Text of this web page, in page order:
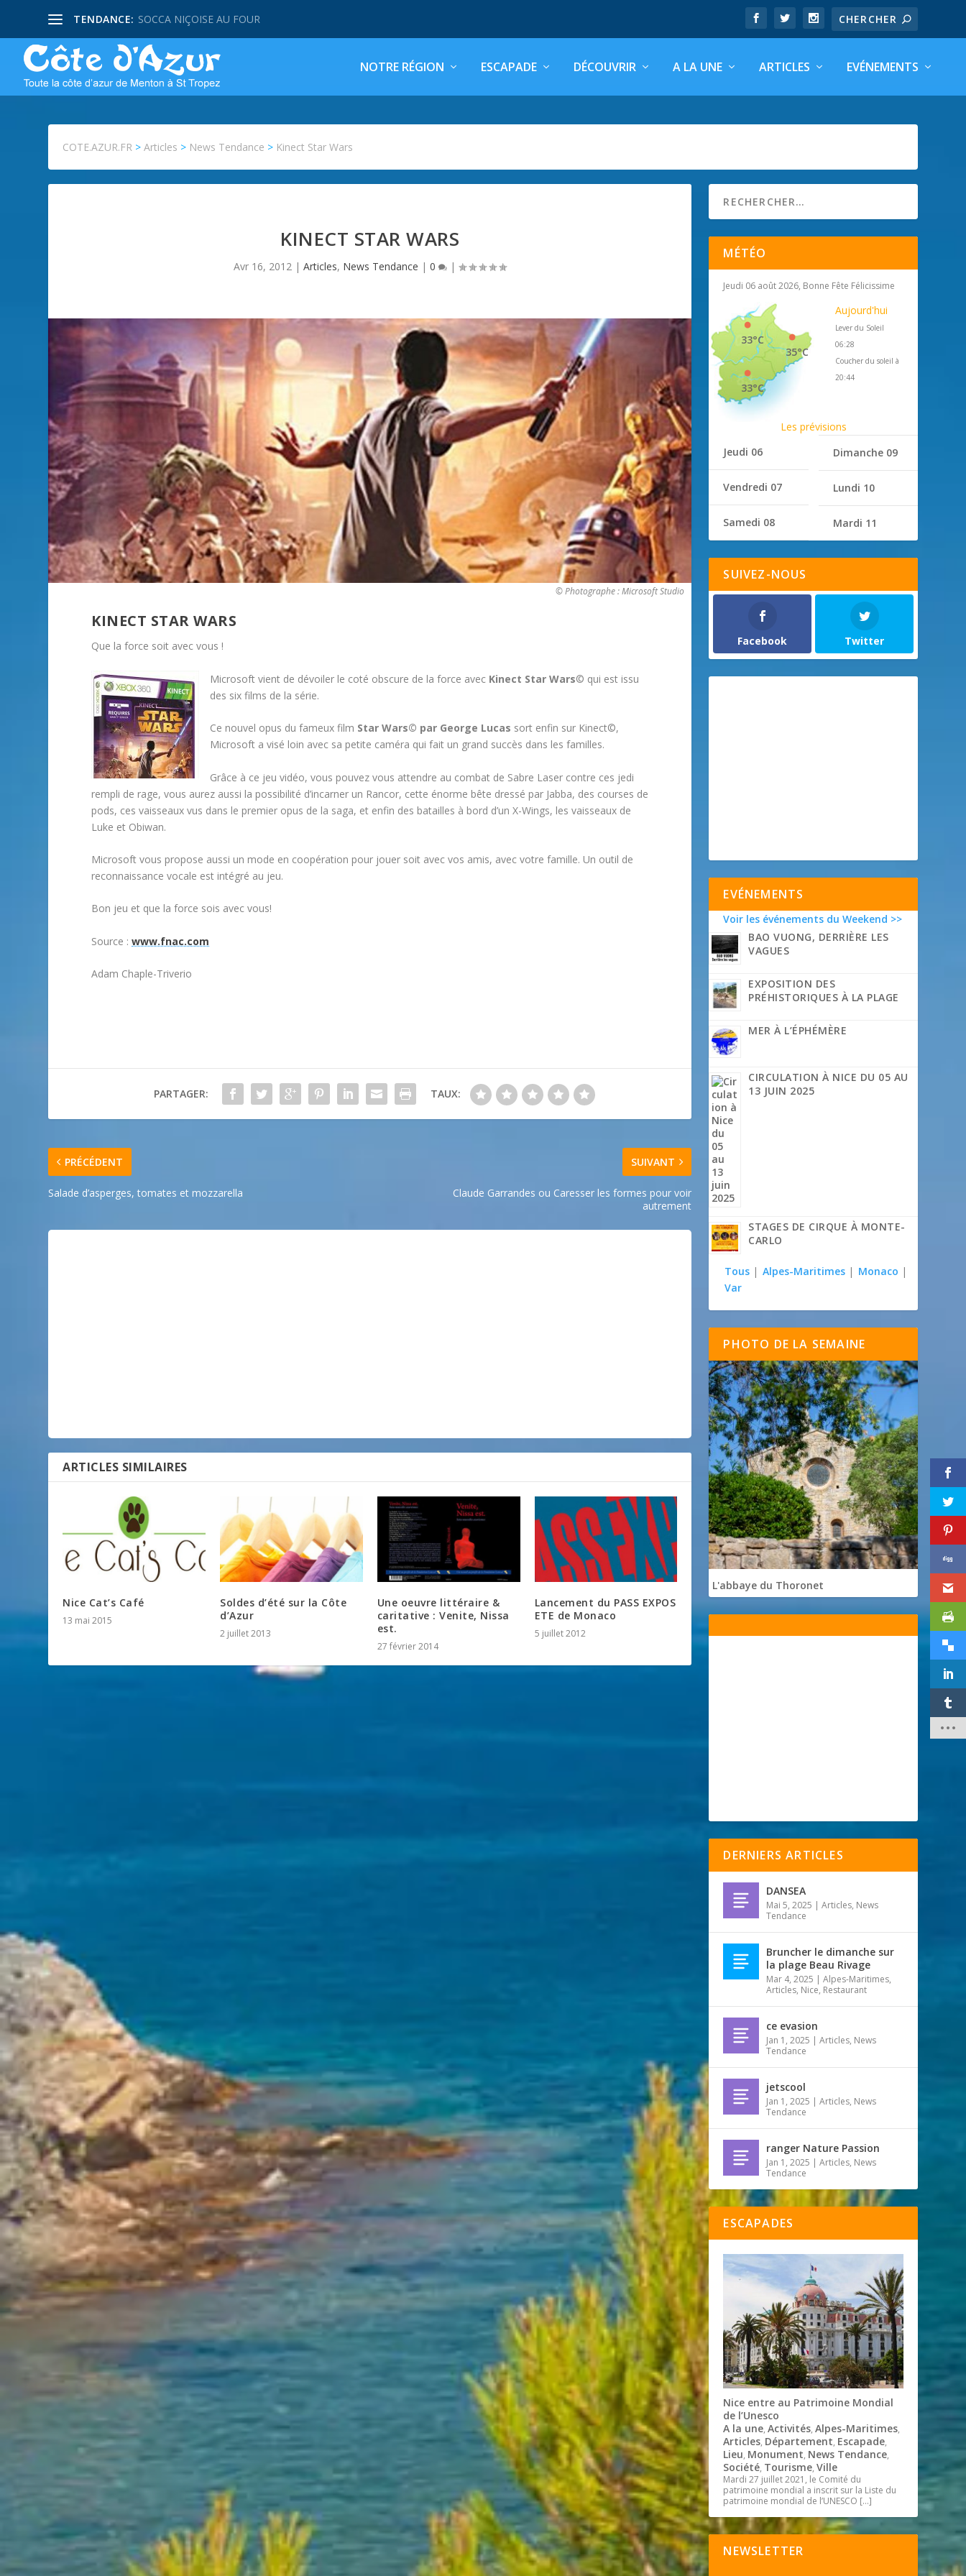
TENDANCE: SOCCA NIÇOISE AU FOUR
NOTRE RÉGION ESCAPADE DÉCOUVRIR A LA UNE ARTICLES EVÉNEMENTS
COTE.AZUR.FR >Articles > News Tendance > Kinect Star Wars
KINECT STAR WARS
Avr 16, 2012 |Articles, News Tendance |0 |
© Photographe : Microsoft Studio
KINECT STAR WARS
Que la force soit avec vous !
Microsoft vient de dévoiler le coté obscure de la force avec Kinect Star Wars© qui est issu
des six films de la série.
Ce nouvel opus du fameux film Star Wars© par George Lucas sort enfin sur Kinect©,
Microsoft a visé loin avec sa petite caméra qui fait un grand succès dans les familles.
Grâce à ce jeu vidéo, vous pouvez vous attendre au combat de Sabre Laser contre ces jedi
rempli de rage, vous aurez aussi la possibilité d’incarner un Rancor, cette énorme bête dressé par Jabba, des courses de
pods, ces vaisseaux vus dans le premier opus de la saga, et enfin des batailles à bord d’un X-Wings, les vaisseaux de
Luke et Obiwan.
Microsoft vous propose aussi un mode en coopération pour jouer soit avec vos amis, avec votre famille. Un outil de
reconnaissance vocale est intégré au jeu.
Bon jeu et que la force sois avec vous!
Source :www.fnac.com
Adam Chaple-Triverio
PARTAGER: TAUX:
PRÉCÉDENT
Salade d’asperges, tomates et mozzarella
SUIVANT
Claude Garrandes ou Caresser les formes pour voir
autrement
ARTICLES SIMILAIRES
Nice Cat’s Café
13 mai 2015
Soldes d’été sur la Côte
d’Azur
2 juillet 2013
Une oeuvre littéraire &
caritative : Venite, Nissa
est.
27 février 2014
Lancement du PASS EXPOS
ETE de Monaco
5 juillet 2012
MÉTÉO
Jeudi 06 août 2026, Bonne Fête Félicissime
35°C
33°C
33°C
Aujourd'hui
Lever du Soleil
06:28
Coucher du soleil à
20:44
Les prévisions
Jeudi 06
Vendredi 07
Samedi 08
Dimanche 09
Lundi 10
Mardi 11
SUIVEZ-NOUS
Facebook Twitter
EVÉNEMENTS
Voir les événements du Weekend >>
BAO VUONG, DERRIÈRE LES
VAGUES
EXPOSITION DES
PRÉHISTORIQUES À LA PLAGE
MER À L’ÉPHÉMÈRE
CIRCULATION À NICE DU 05 AU
13 JUIN 2025
STAGES DE CIRQUE À MONTE-
CARLO
Tous | Alpes-Maritimes | Monaco |
Var
PHOTO DE LA SEMAINE
L'abbaye du Thoronet
DERNIERS ARTICLES
DANSEA
Mai 5, 2025 |Articles, News
Tendance
Bruncher le dimanche sur
la plage Beau Rivage
Mar 4, 2025 |Alpes-Maritimes,
Articles, Nice, Restaurant
ce evasion
Jan 1, 2025 |Articles, News
Tendance
jetscool
Jan 1, 2025 |Articles, News
Tendance
ranger Nature Passion
Jan 1, 2025 |Articles, News
Tendance
ESCAPADES
Nice entre au Patrimoine Mondial
de l’Unesco
A la une,Activités,Alpes-Maritimes,
Articles, Département, Escapade,
Lieu, Monument, News Tendance,
Société, Tourisme,Ville
Mardi 27 juillet 2021, le Comité du
patrimoine mondial a inscrit sur la Liste du
patrimoine mondial de l’UNESCO […]
NEWSLETTER